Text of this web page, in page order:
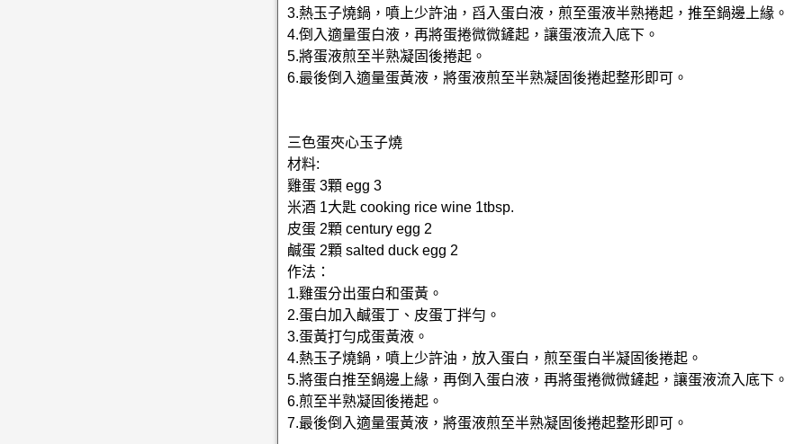
3.熱玉子燒鍋，噴上少許油，舀入蛋白液，煎至蛋液半熟捲起，推至鍋邊上緣。
4.倒入適量蛋白液，再將蛋捲微微鏟起，讓蛋液流入底下。
5.將蛋液煎至半熟凝固後捲起。
6.最後倒入適量蛋黃液，將蛋液煎至半熟凝固後捲起整形即可。
三色蛋夾心玉子燒
材料:
雞蛋 3顆 egg 3
米酒 1大匙 cooking rice wine 1tbsp.
皮蛋 2顆 century egg 2
鹹蛋 2顆 salted duck egg 2
作法：
1.雞蛋分出蛋白和蛋黃。
2.蛋白加入鹹蛋丁、皮蛋丁拌勻。
3.蛋黃打勻成蛋黃液。
4.熱玉子燒鍋，噴上少許油，放入蛋白，煎至蛋白半凝固後捲起。
5.將蛋白推至鍋邊上緣，再倒入蛋白液，再將蛋捲微微鏟起，讓蛋液流入底下。
6.煎至半熟凝固後捲起。
7.最後倒入適量蛋黃液，將蛋液煎至半熟凝固後捲起整形即可。